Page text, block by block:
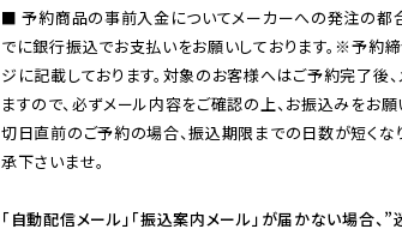
■ 予約商品の事前入金についてメーカーへの発注の都
でに銀行振込でお支払いをお願いしております。※予約
ジに記載しております。対象のお客様へはご予約完了後
ますので、必ずメール内容をご確認の上、お振込みをお願
切日直前のご予約の場合、振込期限までの日数が短くな
承下さいませ。
「自動配信メール」「振込案内メール」が届かない場合、”